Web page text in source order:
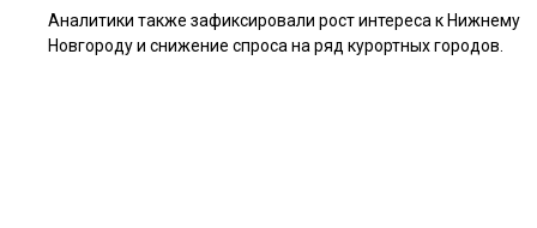
Аналитики также зафиксировали рост интереса к Нижнему
Новгороду и снижение спроса на ряд курортных городов.